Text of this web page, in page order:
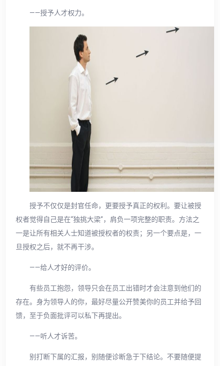
——授予人才权力。
授予不仅仅是封官任命，更要授予真正的权利。要让被授
权者觉得自己是在“独挑大梁”，肩负一项完整的职责。方法之
一是让所有相关人士知道被授权者的权责；另一个要点是，一
旦授权之后，就不再干涉。
——给人才好的评价。
有些员工抱怨，领导只会在员工出错时才会注意到他们的
存在。身为领导人的你，最好尽量公开赞美你的员工并给予回
馈，至于负面批评可以私下再提出。
——听人才诉苦。
别打断下属的汇报，别随便诊断急于下结论。不要随便提